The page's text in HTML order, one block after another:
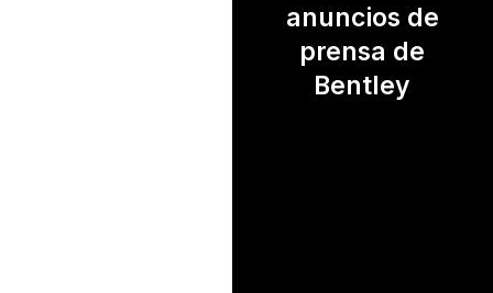
anuncios de
prensa de
Bentley